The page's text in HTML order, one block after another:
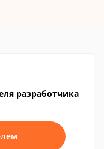
разработчика